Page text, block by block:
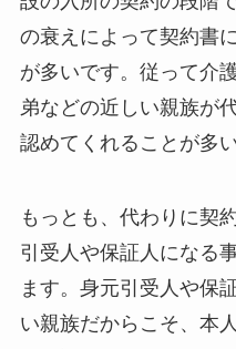
の衰えによって契約書
が多いです。従って介
弟などの近しい親族が
認めてくれることが多い
もっとも、代わりに契
引受人や保証人になる
ます。身元引受人や保
い親族だからこそ、本